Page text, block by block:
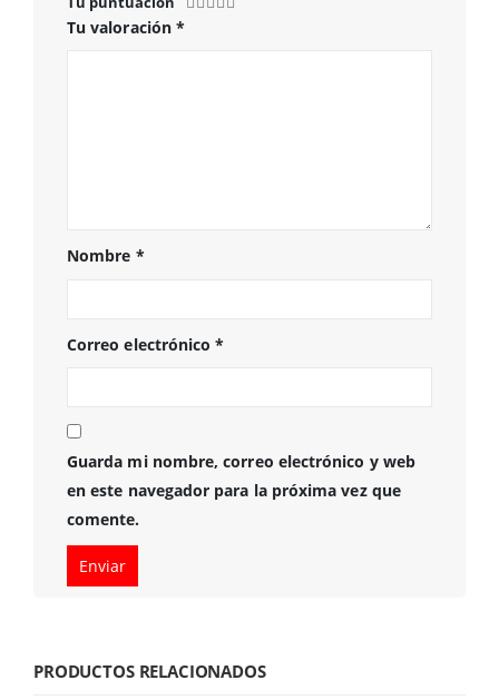
Tu valoración *
Nombre *
Correo electrónico*
Guarda mi nombre, correo electrónico y web
en este navegador para la próxima vez que
comente.
PRODUCTOS RELACIONADOS